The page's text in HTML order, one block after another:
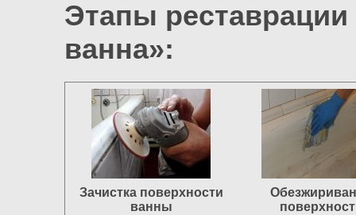
Этапы
ванна»:
Зачистка поверхности
ванны